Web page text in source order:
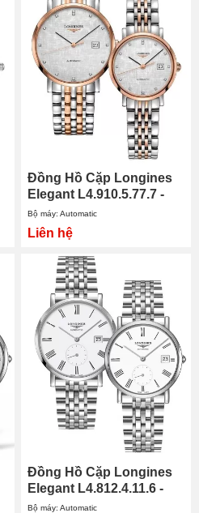
Đồng Hồ Cặp Longines
Elegant L4.910.5.77.7 -
L4.309.5.77.7
Bộ máy: Automatic
Liên hệ
Đồng Hồ Cặp Longines
Elegant L4.812.4.11.6 -
L4.312.4.11.6
Bộ máy: Automatic